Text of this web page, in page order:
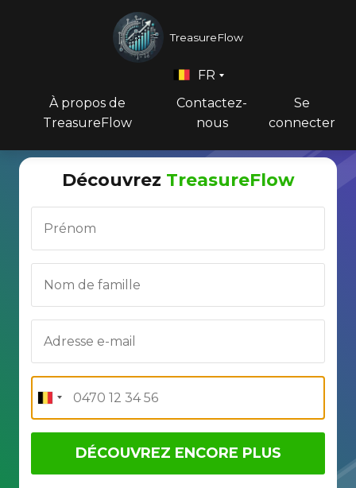
TreasureFlow
À propos de
TreasureFlow
Contactez-
nous
Se
connecter
FR
Découvrez TreasureFlow
DÉCOUVREZ ENCORE PLUS